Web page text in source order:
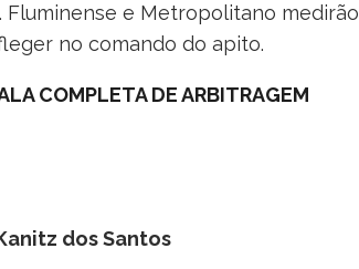
Fluminense e Metropolitano medirão
no comando do apito.
COMPLETA DE ARBITRAGEM
dos Santos